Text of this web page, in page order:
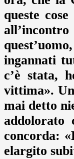
queste
ingannati
c’è stata,
vittima».
mai detto
addolorato
concorda:
elargito